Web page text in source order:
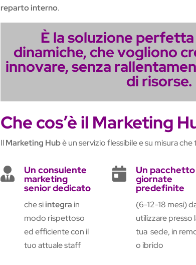
reparto interno.
È la soluzione
dinamiche, che vogliono
innovare, senza
di risorse.
Che cos’è il Marketing
IlMarketing Hubè un servizio flessibile e su misura che
 Un consulente
marketing
senior dedicato
che siintegra in
modo rispettoso
ed efficiente con il
tuo attuale staff
 Un
giornate
predefinite
(6-12-18 mesi)
utilizzare presso
tua sede, in
o ibrido